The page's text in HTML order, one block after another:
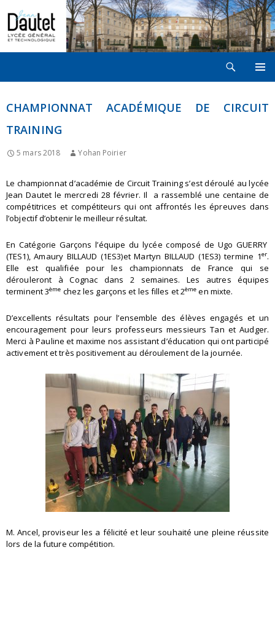
CONTENU
CHAMPIONNAT ACADÉMIQUE DE CIRCUIT
TRAINING
5 mars 2018 Yohan Poirier
Le championnat d’académie de Circuit Training s’est déroulé au lycée
Jean Dautet le mercredi 28 février. Il a rassemblé une centaine de
compétitrices et compétiteurs qui ont affrontés les épreuves dans
l’objectif d’obtenir le meilleur résultat.
En Catégorie Garçons l’équipe du lycée composé de Ugo GUERRY
(TES1), Amaury BILLAUD (1ES3)et Martyn BILLAUD (1ES3) termine 1er.
Elle est qualifiée pour les championnats de France qui se
dérouleront à Cognac dans 2 semaines. Les autres équipes
terminent 3ème chez les garçons et les filles et 2ème en mixte.
D’excellents résultats pour l’ensemble des élèves engagés et un
encouragement pour leurs professeurs messieurs Tan et Audger.
Merci à Pauline et maxime nos assistant d’éducation qui ont participé
activement et très positivement au déroulement de la journée.
M. Ancel, proviseur les a félicité et leur souhaité une pleine réussite
lors de la future compétition.